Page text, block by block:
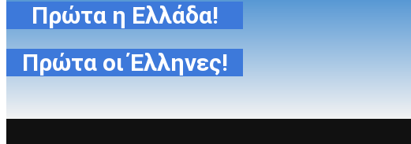
Πρώτα η Ελλάδα!
Πρώτα οι Έλληνες!